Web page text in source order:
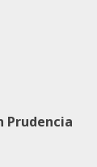
Prudencia